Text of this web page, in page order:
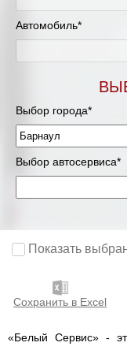
Автомобиль*
Выбор города*
Выбор автосервиса*
Показать
Сохранить в Excel
«Белый Сервис» -